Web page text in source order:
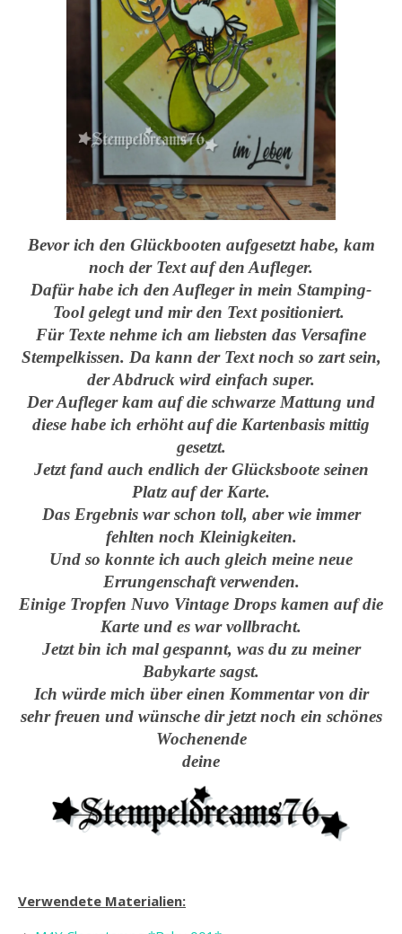
Bevor ich den Glückbooten aufgesetzt habe, kam
noch der Text auf den Aufleger.
Dafür habe ich den Aufleger in mein Stamping-
Tool gelegt und mir den Text positioniert.
Für Texte nehme ich am liebsten das Versafine
Stempelkissen. Da kann der Text noch so zart sein,
der Abdruck wird einfach super.
Der Aufleger kam auf die schwarze Mattung und
diese habe ich erhöht auf die Kartenbasis mittig
gesetzt.
Jetzt fand auch endlich der Glücksboote seinen
Platz auf der Karte.
Das Ergebnis war schon toll, aber wie immer
fehlten noch Kleinigkeiten.
Und so konnte ich auch gleich meine neue
Errungenschaft verwenden.
Einige Tropfen Nuvo Vintage Drops kamen auf die
Karte und es war vollbracht.
Jetzt bin ich mal gespannt, was du zu meiner
Babykarte sagst.
Ich würde mich über einen Kommentar von dir
sehr freuen und wünsche dir jetzt noch ein schönes
Wochenende
deine
Verwendete Materialien: